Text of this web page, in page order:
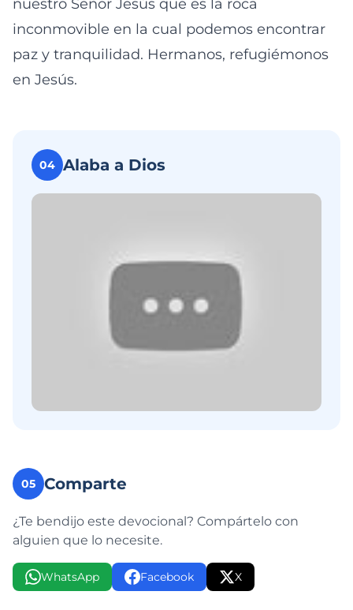
nuestro Señor Jesús que es la roca
inconmovible en la cual podemos encontrar
paz y tranquilidad. Hermanos, refugiémonos
en Jesús.
04 Alaba a Dios
05 Comparte
¿Te bendijo este devocional? Compártelo con
alguien que lo necesite.
WhatsApp Facebook X